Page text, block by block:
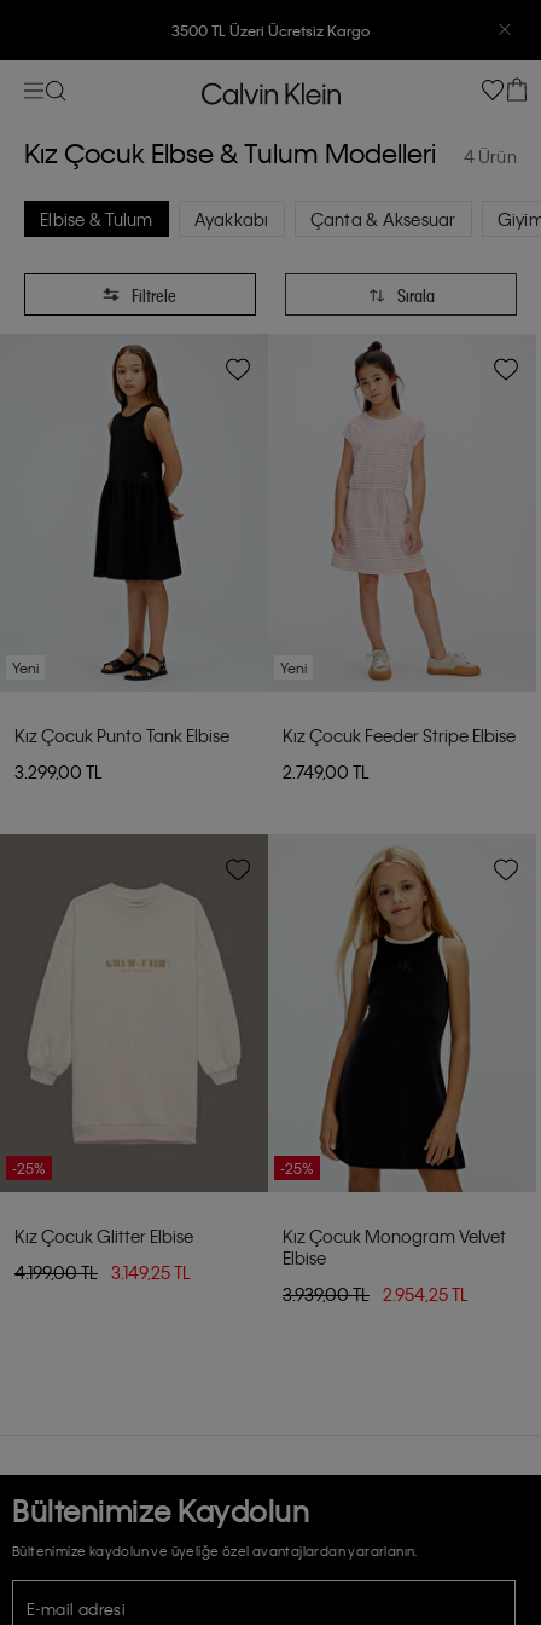
3500 TL Üzeri Ücretsiz Kargo
7500 TL Ve Üzeri Alışverişlerinizde 6 Taksit İmkanı
Kız Çocuk Elbse & Tulum Modelleri 4 Ürün
Ayakkabı Çanta & Aksesuar
Elbise & Tulum
Filtrele Sırala
Yeni
Kız Çocuk Punto Tank Elbise
3.299,00 TL
Yeni
Kız Çocuk Feeder Stripe Elbise
2.749,00 TL
-25%
Kız Çocuk Glitter Elbise
4.199,00 TL
3.149,25 TL
-25%
Kız Çocuk Monogram Velvet
Elbise
3.939,00 TL
2.954,25 TL
Bültenimize Kaydolun
Bültenimize kaydolun ve üyeliğe özel avantajlardan yararlanın.
E-mail adresi